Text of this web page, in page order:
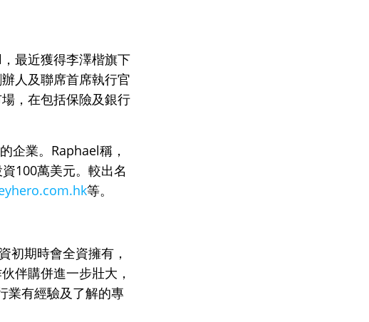
最近獲得李澤楷旗下
人及聯席首席執行官
，在包括保險及銀行
企業。Raphael稱，
100萬美元。較出名
等。
初期時會全資擁有，
伴購併進一步壯大，
業有經驗及了解的專